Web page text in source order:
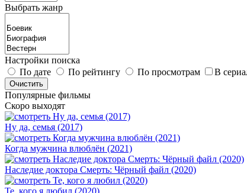
Выбрать жанр
Настройки поиска
По дате
По рейтингу По просмотрам В
Популярные фильмы
Скоро выходят
Ну да, семья (2017)
Когда мужчина влюблён (2021)
Наследие доктора Смерть: Чёрный файл (2020)